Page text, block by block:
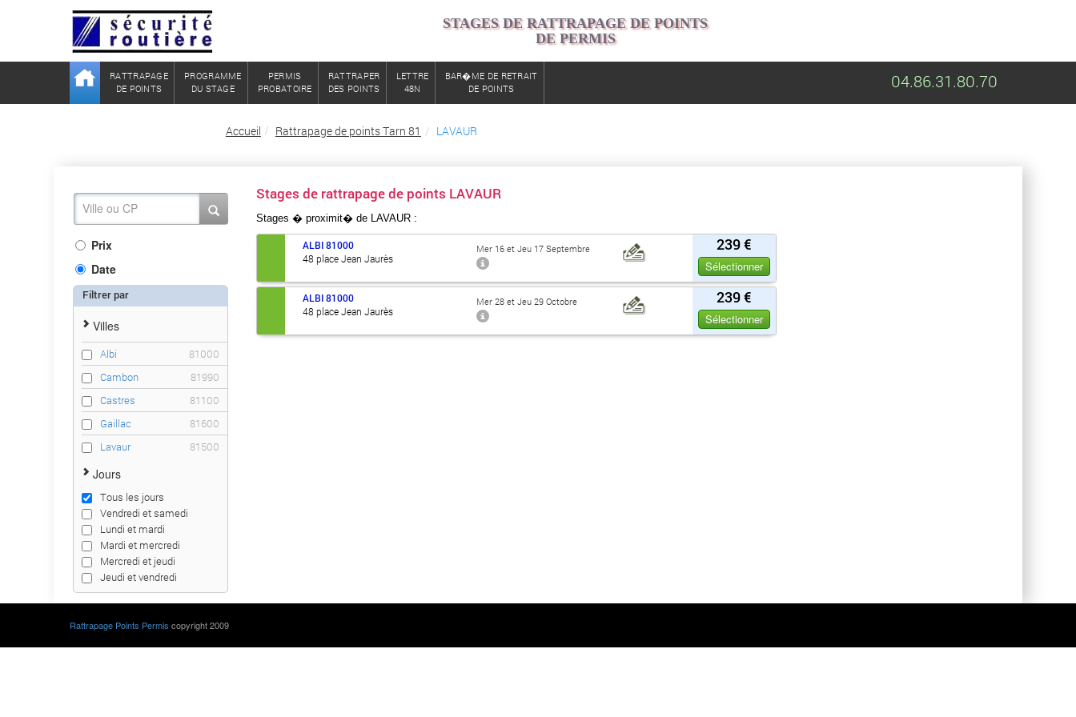
STAGES DE RATTRAPAGE DE POINTS
DE PERMIS
RATTRAPAGE
DE POINTS
PROGRAMME
DU STAGE
PERMIS
PROBATOIRE
RATTRAPER
DES POINTS
LETTRE
48N
BAR�ME DE RETRAIT
DE POINTS
04.86.31.80.70
Accueil Rattrapage de points Tarn 81 LAVAUR
Prix
Date
Filtrer par
Villes
Albi
81000
Cambon
81990
Castres
81100
Gaillac
81600
Lavaur
81500
Jours
Tous les jours
Vendredi et samedi
Lundi et mardi
Mardi et mercredi
Mercredi et jeudi
Jeudi et vendredi
Stages de rattrapage de points LAVAUR
Stages � proximit� de LAVAUR :
239 €
Sélectionner
ALBI 81000
48 place Jean Jaurès
Mer 16 et Jeu 17 Septembre
239 €
Sélectionner
ALBI 81000
48 place Jean Jaurès
Mer 28 et Jeu 29 Octobre
Rattrapage Points Permis copyright 2009